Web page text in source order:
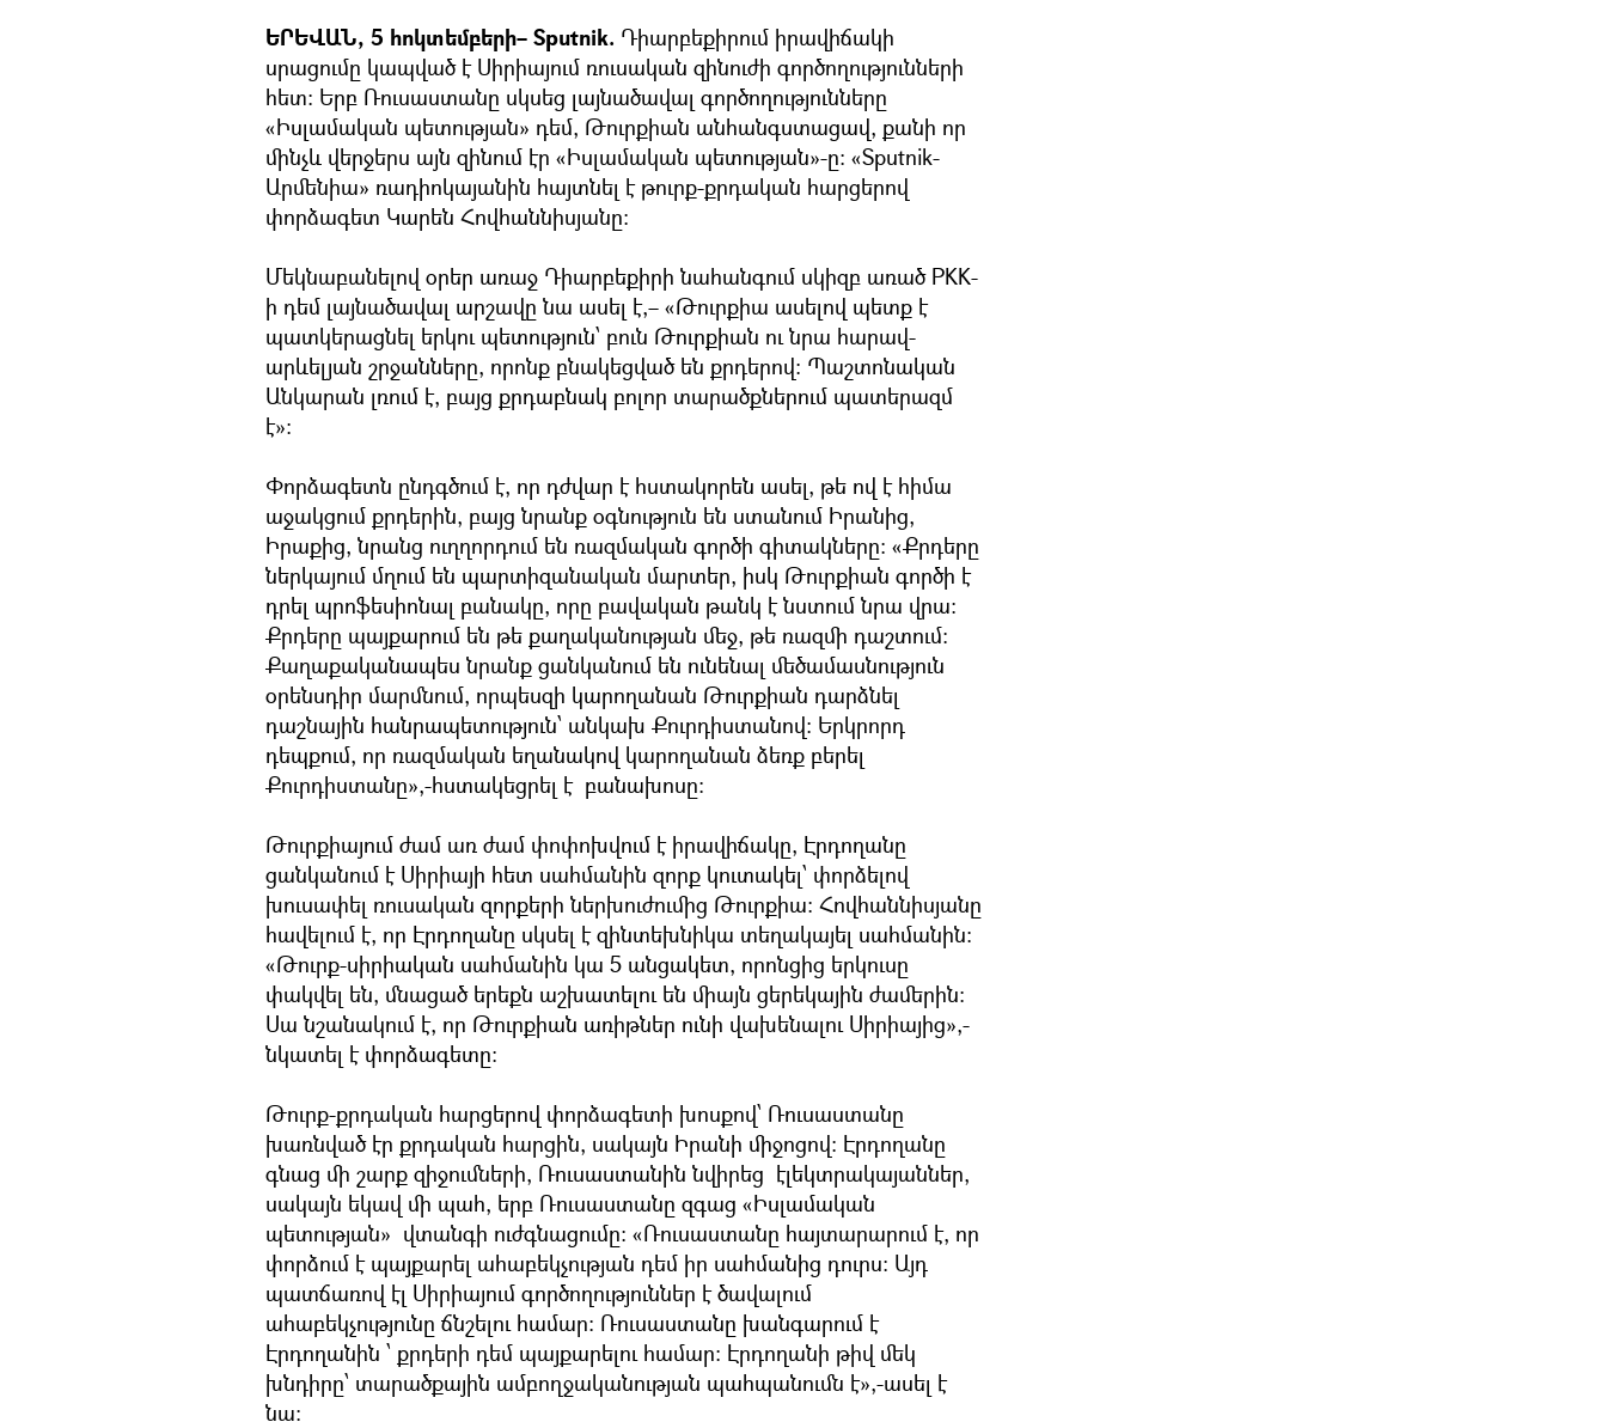
ԵՐԵՎԱՆ, 5 հոկտեմբերի– Sputnik. Դիարբեքիրում իրավիճակի
սրացումը կապված է Սիրիայում ռուսական զինուժի գործողությունների
հետ: Երբ Ռուսաստանը սկսեց լայնածավալ գործողությունները
«Իսլամական պետության» դեմ, Թուրքիան անհանգստացավ, քանի որ
մինչև վերջերս այն զինում էր «Իսլամական պետության»-ը: «Sputnik-
Արմենիա» ռադիոկայանին հայտնել է թուրք-քրդական հարցերով
փորձագետ Կարեն Հովհաննիսյանը։
Մեկնաբանելով օրեր առաջ Դիարբեքիրի նահանգում սկիզբ առած PKK-
ի դեմ լայնածավալ արշավը նա ասել է,– «Թուրքիա ասելով պետք է
պատկերացնել երկու պետություն՝ բուն Թուրքիան ու նրա հարավ-
արևելյան շրջանները, որոնք բնակեցված են քրդերով: Պաշտոնական
Անկարան լռում է, բայց քրդաբնակ բոլոր տարածքներում պատերազմ
է»:
Փորձագետն ընդգծում է, որ դժվար է հստակորեն ասել, թե ով է հիմա
աջակցում քրդերին, բայց նրանք օգնություն են ստանում Իրանից,
Իրաքից, նրանց ուղղորդում են ռազմական գործի գիտակները: «Քրդերը
ներկայում մղում են պարտիզանական մարտեր, իսկ Թուրքիան գործի է
դրել պրոֆեսիոնալ բանակը, որը բավական թանկ է նստում նրա վրա:
Քրդերը պայքարում են թե քաղականության մեջ, թե ռազմի դաշտում:
Քաղաքականապես նրանք ցանկանում են ունենալ մեծամասնություն
օրենսդիր մարմնում, որպեսզի կարողանան Թուրքիան դարձնել
դաշնային հանրապետություն՝ անկախ Քուրդիստանով: Երկրորդ
դեպքում, որ ռազմական եղանակով կարողանան ձեռք բերել
Քուրդիստանը»,-հստակեցրել է բանախոսը:
Թուրքիայում ժամ առ ժամ փոփոխվում է իրավիճակը, Էրդողանը
ցանկանում է Սիրիայի հետ սահմանին զորք կուտակել՝ փորձելով
խուսափել ռուսական զորքերի ներխուժումից Թուրքիա: Հովհաննիսյանը
հավելում է, որ Էրդողանը սկսել է զինտեխնիկա տեղակայել սահմանին:
«Թուրք-սիրիական սահմանին կա 5 անցակետ, որոնցից երկուսը
փակվել են, մնացած երեքն աշխատելու են միայն ցերեկային ժամերին:
Սա նշանակում է, որ Թուրքիան առիթներ ունի վախենալու Սիրիայից»,-
նկատել է փորձագետը:
Թուրք-քրդական հարցերով փորձագետի խոսքով՝ Ռուսաստանը
խառնված էր քրդական հարցին, սակայն Իրանի միջոցով: Էրդողանը
գնաց մի շարք զիջումների, Ռուսաստանին նվիրեց էլեկտրակայաններ,
սակայն եկավ մի պահ, երբ Ռուսաստանը զգաց «Իսլամական
պետության» վտանգի ուժգնացումը: «Ռուսաստանը հայտարարում է, որ
փորձում է պայքարել ահաբեկչության դեմ իր սահմանից դուրս: Այդ
պատճառով էլ Սիրիայում գործողություններ է ծավալում
ահաբեկչությունը ճնշելու համար: Ռուսաստանը խանգարում է
Էրդողանին ՝ քրդերի դեմ պայքարելու համար: Էրդողանի թիվ մեկ
խնդիրը՝ տարածքային ամբողջականության պահպանումն է»,-ասել է
նա: